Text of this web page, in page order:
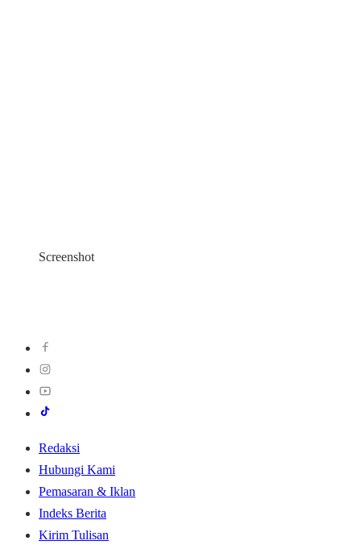
Screenshot
Redaksi
Hubungi Kami
Pemasaran & Iklan
Indeks Berita
Kirim Tulisan